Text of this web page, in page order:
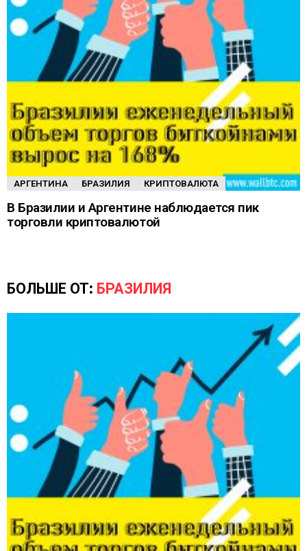
АРГЕНТИНА БРАЗИЛИЯ КРИПТОВАЛЮТА
В Бразилии и Аргентине наблюдается пик
торговли криптовалютой
БОЛЬШЕ ОТ: БРАЗИЛИЯ